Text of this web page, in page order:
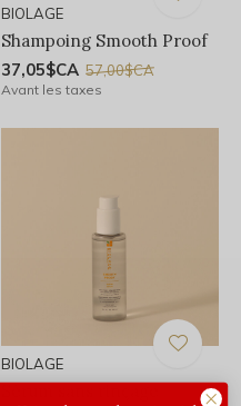
BIOLAGE
Shampoing Smooth Proof
37,05$CA 57,00$CA
Avant les taxes
BIOLAGE